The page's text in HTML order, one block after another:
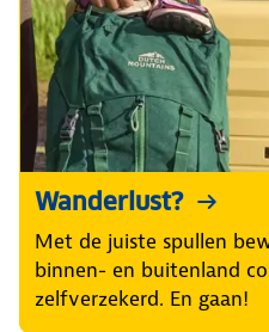
Wanderlust?
Met de juiste spullen
binnen- en buitenland
zelfverzekerd. En gaan!